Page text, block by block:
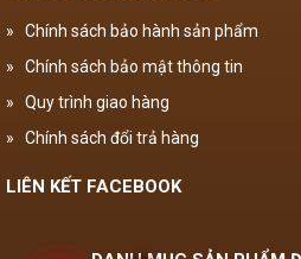
»
Chính sách bảo hành sản phẩm
»
Chính sách bảo mật thông tin
»
Quy trình giao hàng
»
Chính sách đổi trả hàng
LIÊN KẾT FACEBOOK